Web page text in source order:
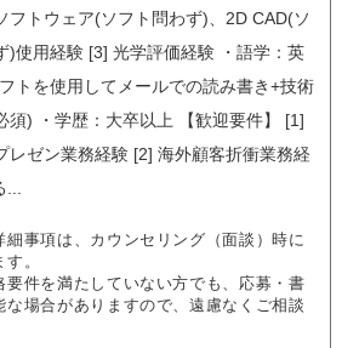
フトウェア(ソフト問わず)、2D CAD(ソ
)使用経験 [3] 光学評価経験 ・語学：英
トを使用してメールでの読み書き+技術
須) ・学歴：大卒以上 【歓迎要件】 [1]
レゼン業務経験 [2] 海外顧客折衝業務経
事項は、カウンセリング（面談）時に
。
件を満たしていない方でも、応募・書
な場合がありますので、遠慮なくご相談